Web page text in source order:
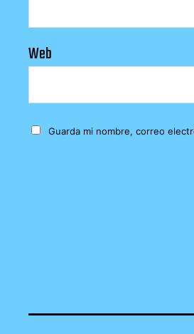
Web
Guarda mi nombre, correo